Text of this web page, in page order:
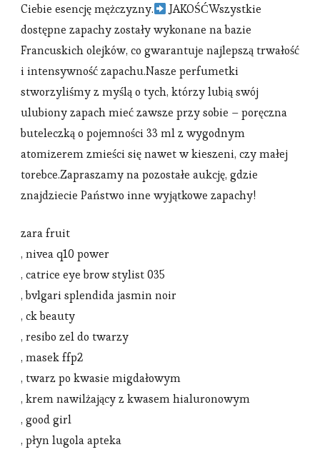
Ciebie esencję mężczyzny.
JAKOŚĆWszystkie
dostępne zapachy zostały wykonane na bazie
Francuskich olejków, co gwarantuje najlepszą trwałość
i intensywność zapachu.Nasze perfumetki
stworzyliśmy z myślą o tych, którzy lubią swój
ulubiony zapach mieć zawsze przy sobie – poręczna
buteleczką o pojemności 33 ml z wygodnym
atomizerem zmieści się nawet w kieszeni, czy małej
torebce.Zapraszamy na pozostałe aukcję, gdzie
znajdziecie Państwo inne wyjątkowe zapachy!
zara fruit
, nivea q10 power
, catrice eye brow stylist 035
, bvlgari splendida jasmin noir
, ck beauty
, resibo zel do twarzy
, masek ffp2
, twarz po kwasie migdałowym
, krem nawilżający z kwasem hialuronowym
, good girl
, płyn lugola apteka